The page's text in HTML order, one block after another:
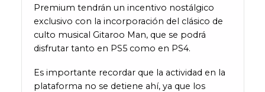
Premium tendrán un incentivo nostálgico
exclusivo con la incorporación del clásico de
culto musical Gitaroo Man, que se podrá
disfrutar tanto en PS5 como en PS4.
Es importante recordar que la actividad en la
plataforma no se detiene ahí, ya que los